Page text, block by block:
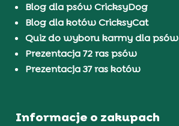
Blog dla psów CricksyDog
Blog dla kotów CricksyCat
Quiz do wyboru karmy dla psów
Prezentacja 72 ras psów
Prezentacja 37 ras kotów
Informacje o zakupach